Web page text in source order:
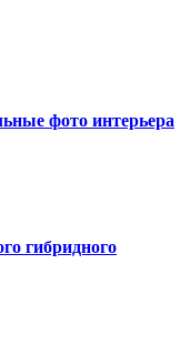
фото интерьера
гибридного